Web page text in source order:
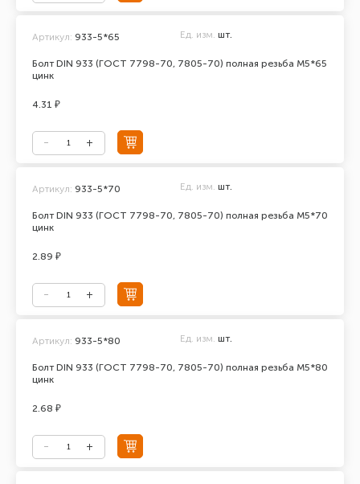
Болт DIN 933 (ГОСТ 7798-70, 7805-70) полная резьба М5*65
цинк
Артикул: 933-5*65 Ед. изм. шт.
4.31 ₽
Болт DIN 933 (ГОСТ 7798-70, 7805-70) полная резьба М5*70
цинк
Артикул: 933-5*70 Ед. изм. шт.
2.89 ₽
Болт DIN 933 (ГОСТ 7798-70, 7805-70) полная резьба М5*80
цинк
Артикул: 933-5*80 Ед. изм. шт.
2.68 ₽